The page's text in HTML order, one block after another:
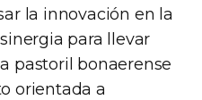
la innovación en la
para llevar
pastoril bonaerense
orientada a